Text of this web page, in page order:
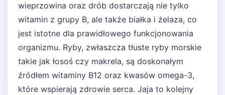
wieprzowina oraz drób dostarczają nie tylko
witamin z grupy B, ale także białka i żelaza, co
jest istotne dla prawidłowego funkcjonowania
organizmu. Ryby, zwłaszcza tłuste ryby morskie
takie jak łosoś czy makrela, są doskonałym
źródłem witaminy B12 oraz kwasów omega-3,
które wspierają zdrowie serca. Jaja to kolejny